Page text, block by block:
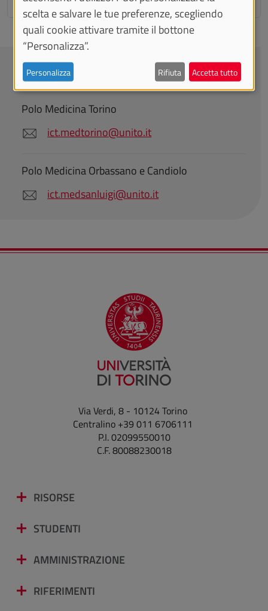
CONTATTACI
Polo​ ​Medicina​ ​Torino​
ict.medtorino@unito.it
Polo​ ​Medicina​ ​Orbassano​ ​e​ ​Candiolo
ict.medsanluigi@unito.it
Via Verdi, 8 - 10124 Torino
Centralino +39 011 6706111
P.I. 02099550010
C.F. 80088230018
RISORSE
STUDENTI
AMMINISTRAZIONE
RIFERIMENTI
scelta e salvare le tue preferenze, scegliendo
quali cookie attivare tramite il bottone
“Personalizza”.
Personalizza Rifiuta Accetta tutto